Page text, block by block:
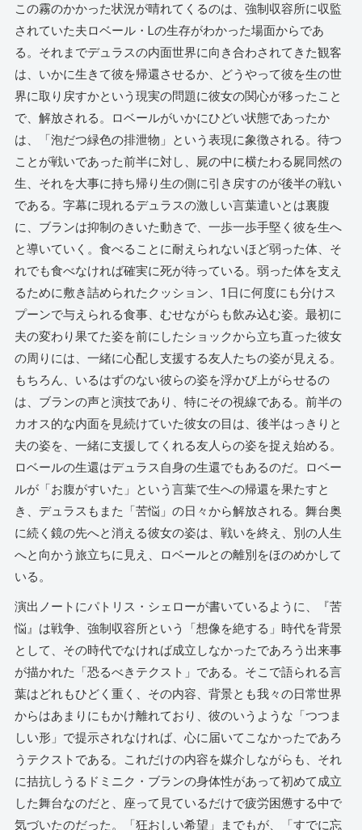
この霧のかかった状況が晴れてくるのは、強制収容所に収監
されていた夫ロベール・Lの生存がわかった場面からであ
る。それまでデュラスの内面世界に向き合わされてきた観客
は、いかに生きて彼を帰還させるか、どうやって彼を生の世
界に取り戻すかという現実の問題に彼女の関心が移ったこと
で、解放される。ロベールがいかにひどい状態であったか
は、「泡だつ緑色の排泄物」という表現に象徴される。待つ
ことが戦いであった前半に対し、屍の中に横たわる屍同然の
生、それを大事に持ち帰り生の側に引き戻すのが後半の戦い
である。字幕に現れるデュラスの激しい言葉遣いとは裏腹
に、ブランは抑制のきいた動きで、一歩一歩手堅く彼を生へ
と導いていく。食べることに耐えられないほど弱った体、そ
れでも食べなければ確実に死が待っている。弱った体を支え
るために敷き詰められたクッション、1日に何度にも分けス
プーンで与えられる食事、むせながらも飲み込む姿。最初に
夫の変わり果てた姿を前にしたショックから立ち直った彼女
の周りには、一緒に心配し支援する友人たちの姿が見える。
もちろん、いるはずのない彼らの姿を浮かび上がらせるの
は、ブランの声と演技であり、特にその視線である。前半の
カオス的な内面を見続けていた彼女の目は、後半はっきりと
夫の姿を、一緒に支援してくれる友人らの姿を捉え始める。
ロベールの生還はデュラス自身の生還でもあるのだ。ロベー
ルが「お腹がすいた」という言葉で生への帰還を果たすと
き、デュラスもまた「苦悩」の日々から解放される。舞台奥
に続く鏡の先へと消える彼女の姿は、戦いを終え、別の人生
へと向かう旅立ちに見え、ロベールとの離別をほのめかして
いる。
演出ノートにパトリス・シェローが書いているように、『苦
悩』は戦争、強制収容所という「想像を絶する」時代を背景
として、その時代でなければ成立しなかったであろう出来事
が描かれた「恐るべきテクスト」である。そこで語られる言
葉はどれもひどく重く、その内容、背景とも我々の日常世界
からはあまりにもかけ離れており、彼のいうような「つつま
しい形」で提示されなければ、心に届いてこなかったであろ
うテクストである。これだけの内容を媒介しながらも、それ
に拮抗しうるドミニク・ブランの身体性があって初めて成立
した舞台なのだと、座って見ているだけで疲労困憊する中で
気づいたのだった。「狂おしい希望」までもが、「すでに忘